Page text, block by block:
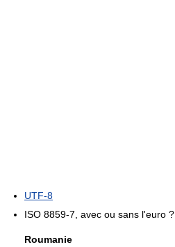
UTF-8
ISO 8859-7, avec ou sans l'euro ?
Roumanie